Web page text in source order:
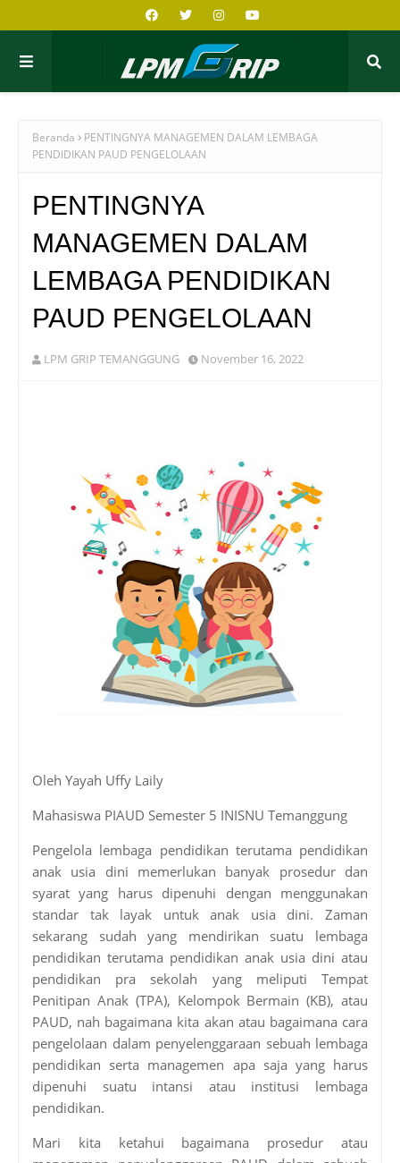
Beranda
PENTINGNYA MANAGEMEN DALAM LEMBAGA
PENDIDIKAN PAUD PENGELOLAAN
PENTINGNYA
MANAGEMEN DALAM
LEMBAGA PENDIDIKAN
PAUD PENGELOLAAN
LPM GRIP TEMANGGUNG November 16, 2022
Oleh Yayah Uffy Laily
Mahasiswa PIAUD Semester 5 INISNU Temanggung
Pengelola lembaga pendidikan terutama pendidikan
anak usia dini memerlukan banyak prosedur dan
syarat yang harus dipenuhi dengan menggunakan
standar tak layak untuk anak usia dini. Zaman
sekarang sudah yang mendirikan suatu lembaga
pendidikan terutama pendidikan anak usia dini atau
pendidikan pra sekolah yang meliputi Tempat
Penitipan Anak (TPA), Kelompok Bermain (KB), atau
PAUD, nah bagaimana kita akan atau bagaimana cara
pengelolaan dalam penyelenggaraan sebuah lembaga
pendidikan serta managemen apa saja yang harus
dipenuhi suatu intansi atau institusi lembaga
pendidikan.
Mari kita ketahui bagaimana prosedur atau